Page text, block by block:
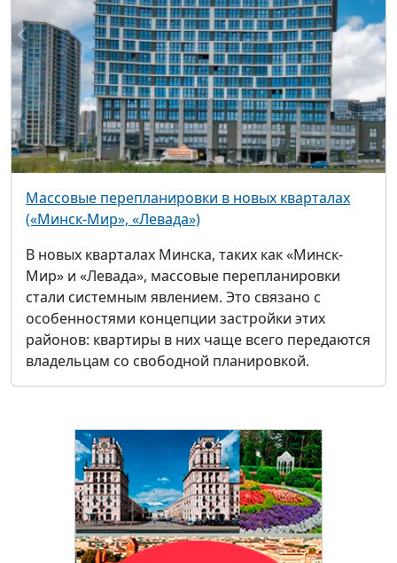
Массовые перепланировки в новых кварталах
(«Минск-Мир», «Левада»)
В новых кварталах Минска, таких как «Минск-
Мир» и «Левада», массовые перепланировки
стали системным явлением. Это связано с
особенностями концепции застройки этих
районов: квартиры в них чаще всего передаются
владельцам со свободной планировкой.